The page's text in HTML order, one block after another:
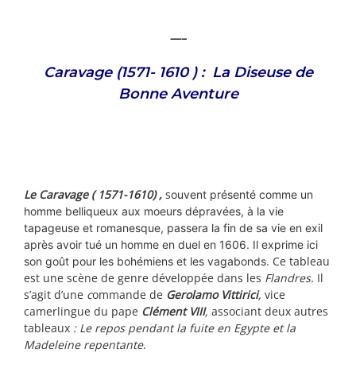
—–
Caravage (1571- 1610 ) : La Diseuse de
Bonne Aventure
Le Caravage ( 1571-1610) , souvent présenté comme un
homme belliqueux aux moeurs dépravées, à la vie
tapageuse et romanesque, passera la fin de sa vie en exil
après avoir tué un homme en duel en 1606. Il exprime ici
son goût pour les bohémiens et les vagabonds. Ce tableau
est une scène de genre développée dans les Flandres. Il
s’agit d’une commande de Gerolamo Vittirici, vice
camerlingue du pape Clément VIII, associant deux autres
tableaux : Le repos pendant la fuite en Egypte et la
Madeleine repentante.